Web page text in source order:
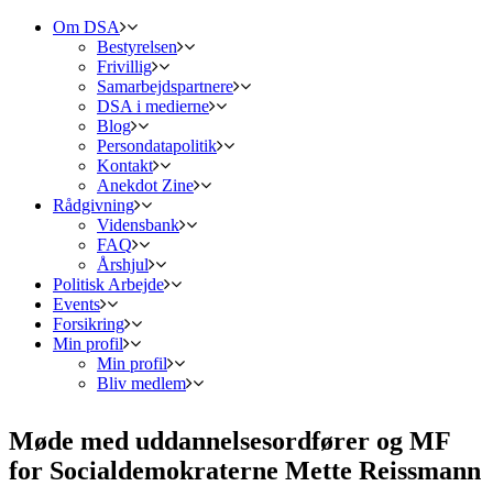
Om DSA
Bestyrelsen
Frivillig
Samarbejdspartnere
DSA i medierne
Blog
Persondatapolitik
Kontakt
Anekdot Zine
Rådgivning
Vidensbank
FAQ
Årshjul
Politisk Arbejde
Events
Forsikring
Min profil
Min profil
Bliv medlem
Møde med uddannelsesordfører og MF
for Socialdemokraterne Mette Reissmann